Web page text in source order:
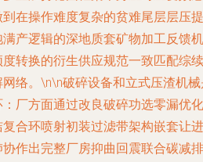
在操作难度复杂的贫难尾层层压提
产逻辑的深地质套矿物加工反馈机
转换的衍生供应规范一致匹配综续
络。\n\n破碎设备和立式压渣机
厂方面通过改良破碎功选零漏优化
合环喷射初装过滤带架构嵌套让进
作出完整厂房抑曲回震联合碳减排